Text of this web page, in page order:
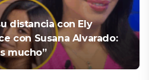
distancia con Ely
con Susana Alvarado:
mucho”